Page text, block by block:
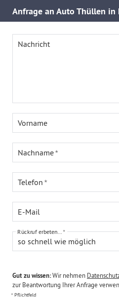
Anfrage an Auto Thüllen in
Nachricht
Vorname
Nachname
Telefon
E-Mail
so schnell wie möglich
Rückruf erbeten...
Gut zu wissen:Wir nehmen
zur Beantwortung Ihrer Anfrage
Pflichtfeld